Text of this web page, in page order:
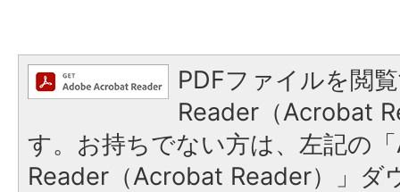
PDFファイルを閲
Reader（Acrobat
す。お持ちでない方は、左記の
Reader（Acrobat Reader）」ダ